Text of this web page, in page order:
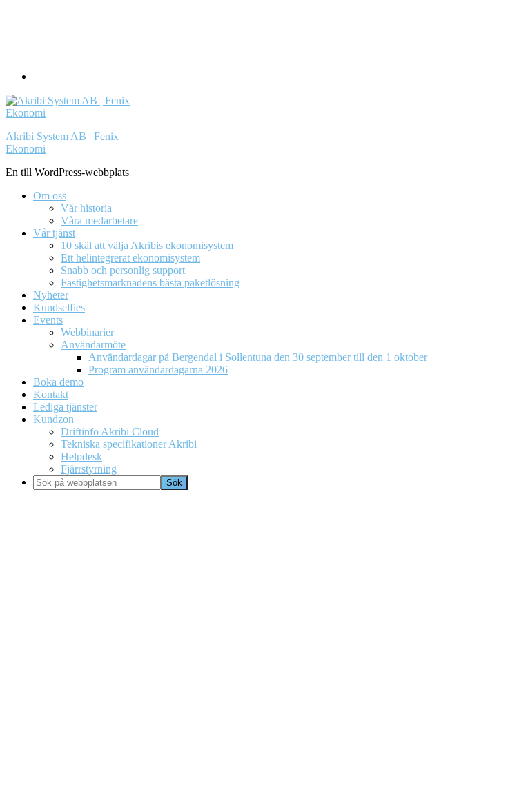
Akribi System AB | Fenix
Ekonomi
En till WordPress-webbplats
Om oss
Vår historia
Våra medarbetare
Vår tjänst
10 skäl att välja Akribis ekonomisystem
Ett helintegrerat ekonomisystem
Snabb och personlig support
Fastighetsmarknadens bästa paketlösning
Nyheter
Kundselfies
Events
Webbinarier
Användarmöte
Användardagar på Bergendal i Sollentuna den 30 september till den 1 oktober
Program användardagarna 2026
Boka demo
Kontakt
Lediga tjänster
Kundzon
Driftinfo Akribi Cloud
Tekniska specifikationer Akribi
Helpdesk
Fjärrstyrning
Sök
på